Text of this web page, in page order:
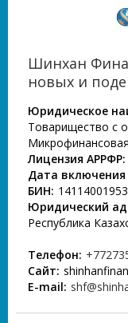
Шинхан
новых и
Юридическое
Товарищество с
Лицензия АРРФР:
Дата включения
БИН:
Юридический
Республика
Телефон:
Сайт:
E-mail: